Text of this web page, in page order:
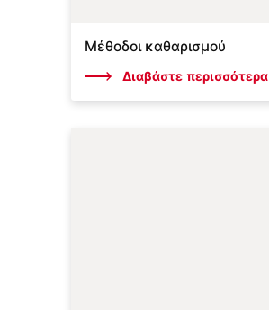
Μέθοδοι καθαρισμού
Διαβάστε περισσότερα